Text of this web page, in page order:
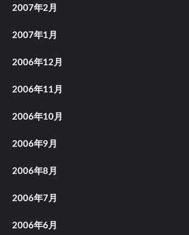
2007年2月
2007年1月
2006年12月
2006年11月
2006年10月
2006年9月
2006年8月
2006年7月
2006年6月